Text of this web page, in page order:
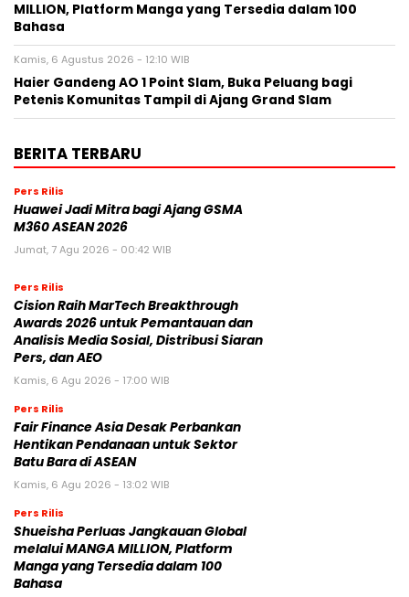
MILLION, Platform Manga yang Tersedia dalam 100
Bahasa
Kamis, 6 Agustus 2026 - 12:10 WIB
Haier Gandeng AO 1 Point Slam, Buka Peluang bagi
Petenis Komunitas Tampil di Ajang Grand Slam
BERITA TERBARU
Pers Rilis
Huawei Jadi Mitra bagi Ajang GSMA
M360 ASEAN 2026
Jumat, 7 Agu 2026 - 00:42 WIB
Pers Rilis
Cision Raih MarTech Breakthrough
Awards 2026 untuk Pemantauan dan
Analisis Media Sosial, Distribusi Siaran
Pers, dan AEO
Kamis, 6 Agu 2026 - 17:00 WIB
Pers Rilis
Fair Finance Asia Desak Perbankan
Hentikan Pendanaan untuk Sektor
Batu Bara di ASEAN
Kamis, 6 Agu 2026 - 13:02 WIB
Pers Rilis
Shueisha Perluas Jangkauan Global
melalui MANGA MILLION, Platform
Manga yang Tersedia dalam 100
Bahasa